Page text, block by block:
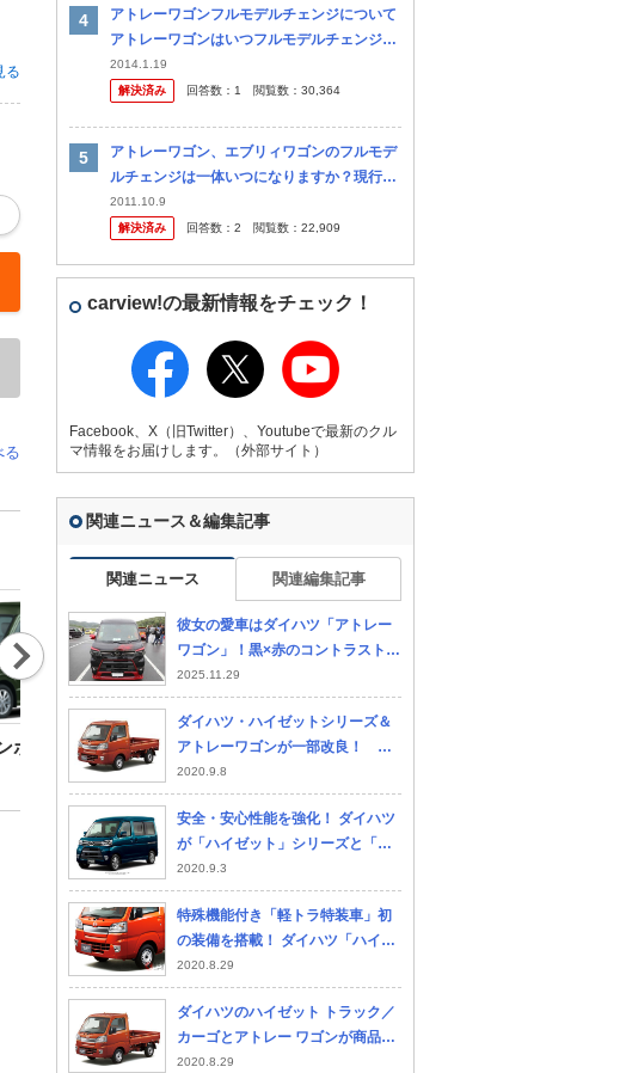
る
る
ボックス
Nex
t
アトレーワゴンフルモデルチェンジについて
アトレーワゴンはいつフルモデルチェンジす
るとおもいますか？みなさまのお知恵をお貸
し下さい。購入予定です
2014.1.19
解決済み
回答数： 1 閲覧数： 30,364
アトレーワゴン、エブリィワゴンのフルモデ
ルチェンジは一体いつになりますか？現行モ
デルになってかなり経過していますし正直今
更ながら現行タイプを買うのもなぁ～…て感
2011.10.9
解決済み
回答数： 2 閲覧数： 22,909
carview!の最新情報をチェック！
Facebook、X（旧Twitter）、Youtubeで最新のクル
マ情報をお届けします。（外部サイト）
関連ニュース＆編集記事
関連ニュース 関連編集記事
彼女の愛車はダイハツ「アトレー
ワゴン」！黒×赤のコントラストが
映えるカスタマイズ軽バンの完成
度がすごい
2025.11.29
ダイハツ・ハイゼットシリーズ＆
アトレーワゴンが一部改良！ 安
全装備を充実させて魅力アップ
2020.9.8
安全・安心性能を強化！ ダイハツ
が「ハイゼット」シリーズと「ア
トレー・ワゴン」を仕様変更
2020.9.3
特殊機能付き「軽トラ特装車」初
の装備を搭載！ ダイハツ「ハイゼ
ット」シリーズと「アトレーワゴ
ン」が一部改良
2020.8.29
ダイハツのハイゼット トラック／
カーゴとアトレー ワゴンが商品改
良。燃費基準はWLTCモードに対
2020.8.29